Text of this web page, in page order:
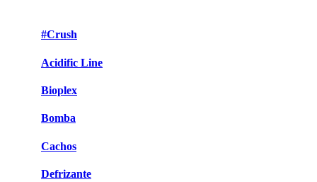
#Crush
Acidific Line
Bioplex
Bomba
Cachos
Defrizante